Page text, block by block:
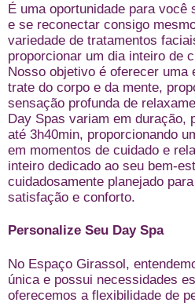
É uma oportunidade para você
e se reconectar consigo
variedade de tratamentos
proporcionar um dia inteiro de
Nosso objetivo é oferecer
trate do corpo e da mente,
sensação profunda de
Day Spas variam em duração,
até 3h40min, proporcionando
em momentos de cuidado e
inteiro dedicado ao seu bem-
cuidadosamente planejado
satisfação e conforto.
Personalize Seu Day Spa
No Espaço Girassol,
única e possui necessidades
oferecemos a flexibilidade de